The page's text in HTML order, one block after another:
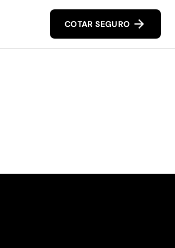
COTAR SEGURO